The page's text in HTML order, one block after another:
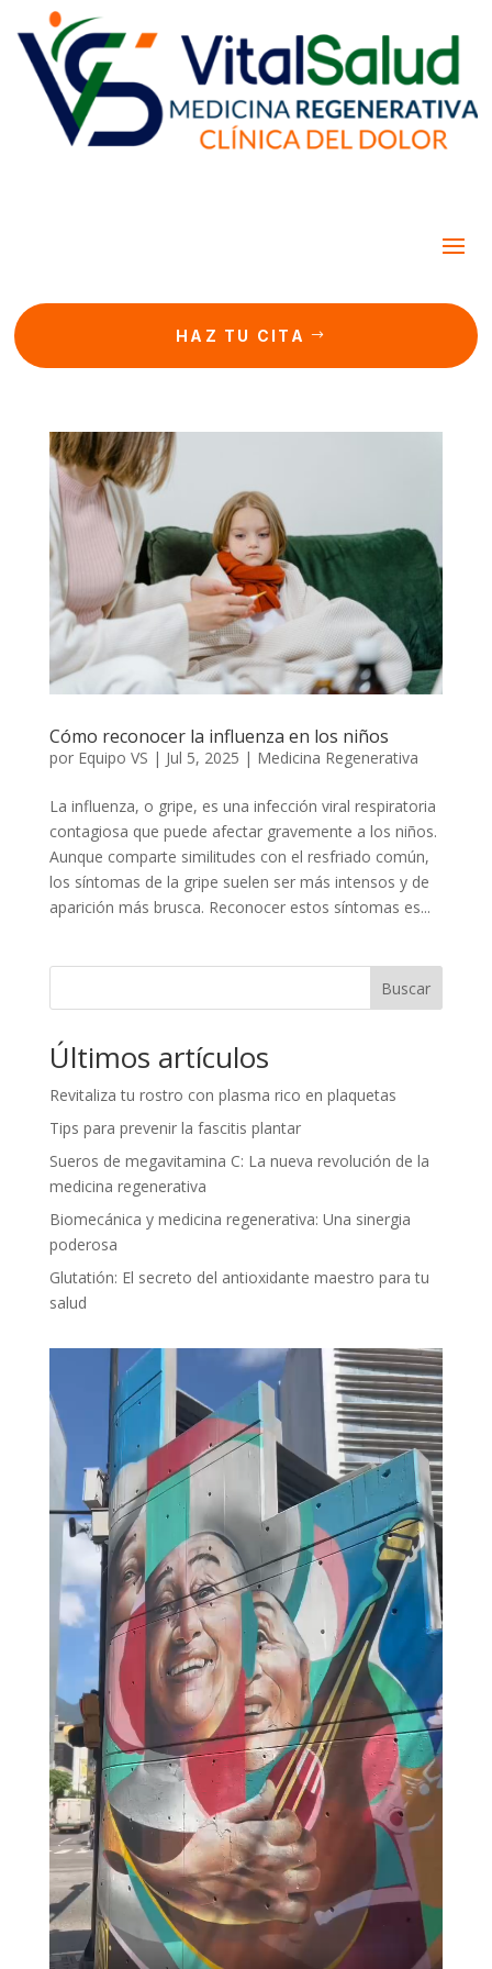
HAZ TU CITA
Cómo reconocer la influenza en los niños
por Equipo VS | Jul 5, 2025 | Medicina Regenerativa
La influenza, o gripe, es una infección viral respiratoria
contagiosa que puede afectar gravemente a los niños.
Aunque comparte similitudes con el resfriado común,
los síntomas de la gripe suelen ser más intensos y de
aparición más brusca. Reconocer estos síntomas es...
Buscar
Últimos artículos
Revitaliza tu rostro con plasma rico en plaquetas
Tips para prevenir la fascitis plantar
Sueros de megavitamina C: La nueva revolución de la
medicina regenerativa
Biomecánica y medicina regenerativa: Una sinergia
poderosa
Glutatión: El secreto del antioxidante maestro para tu
salud